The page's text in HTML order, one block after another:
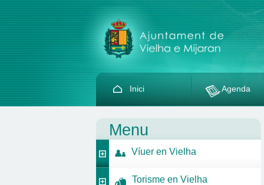
Inici Agenda
Menu
Víuer en Vielha
Torisme en Vielha